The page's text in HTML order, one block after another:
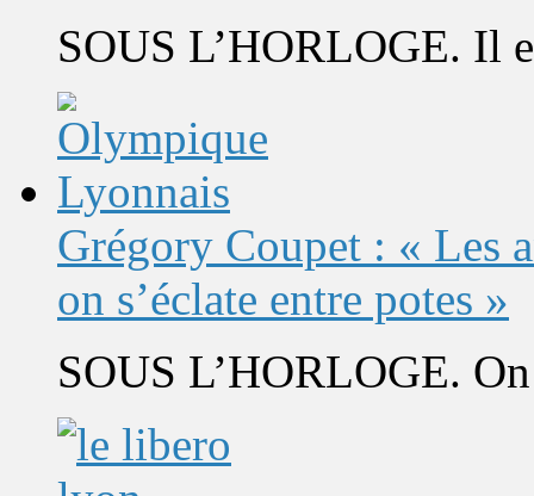
SOUS L’HORLOGE. Il
Grégory Coupet : « Les
on s’éclate entre potes »
SOUS L’HORLOGE.